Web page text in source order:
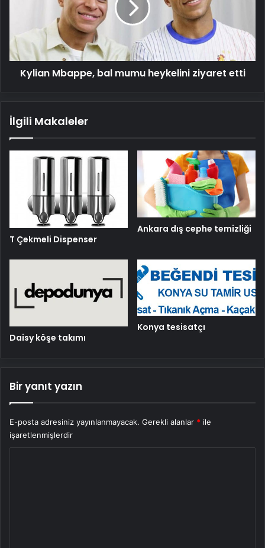
etti
Kylian Mbappe, bal mumu heykelini ziyaret etti
İlgili Makaleler
T Çekmeli Dispenser
Ankara dış cephe temizliği
Daisy köşe takımı
Konya tesisatçı
Bir yanıt yazın
E-posta adresiniz yayınlanmayacak. Gerekli alanlar * ile
işaretlenmişlerdir